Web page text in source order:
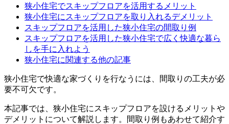
狭小住宅でスキップフロアを活用するメリット
狭小住宅にスキップフロアを取り入れるデメリット
スキップフロアを活用した狭小住宅の間取り例
スキップフロアを活用した狭小住宅で広く快適な暮ら
しを手に入れよう
狭小住宅に関連する他の記事
狭小住宅で快適な家づくりを行なうには、間取りの工夫が必
要不可欠です。
本記事では、狭小住宅にスキップフロアを設けるメリットや
デメリットについて解説します。間取り例もあわせて紹介す